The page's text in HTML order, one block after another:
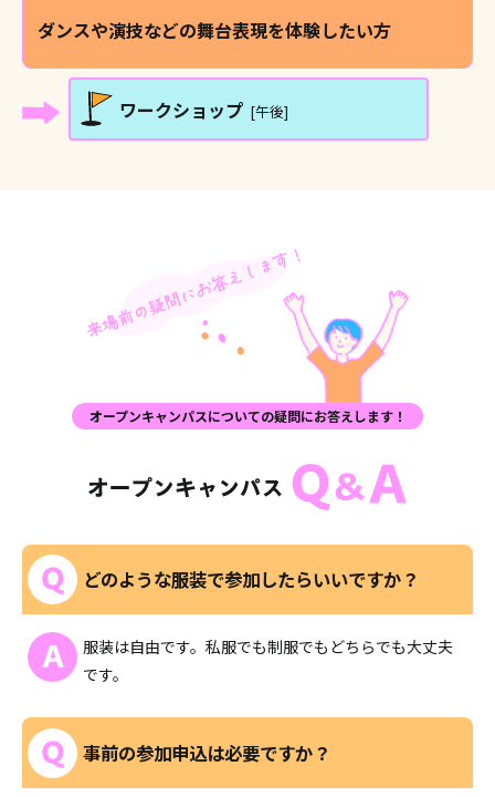
ダンスや演技などの舞台表現を体験したい方
ワークショップ [午後]
オープンキャンパスについての疑問にお答えします！
どのような服装で参加したらいいですか？
服装は自由です。私服でも制服でもどちらでも大丈夫
です。
事前の参加申込は必要ですか？